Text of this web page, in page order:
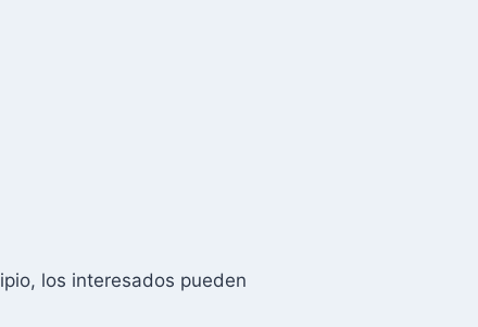
los interesados pueden